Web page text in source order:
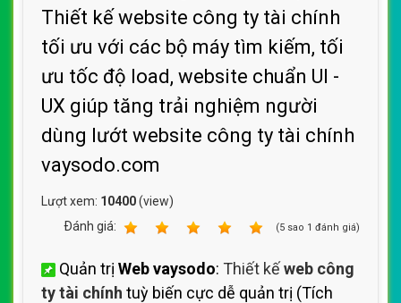
Thiết kế website công ty tài chính
tối ưu với các bộ máy tìm kiếm, tối
ưu tốc độ load, website chuẩn UI -
UX giúp tăng trải nghiệm người
dùng lướt website công ty tài chính
vaysodo.com
Lượt xem: 10400(view)
Ðánh giá:
(5 sao 1 đánh giá)
Quản trị Web vaysodo: Thiết kếweb công
ty tài chính tuỳ biến cực dễ quản trị (Tích